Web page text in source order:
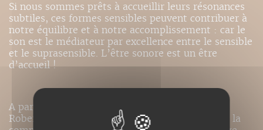
Si nous sommes prêts à accueillir leurs résonances
subtiles, ces formes sensibles peuvent contribuer à
notre équilibre et à notre accomplissement : car le
son est le médiateur par excellence entre le sensible
et le suprasensible. L’être sonore est un être
d’accueil !
A partir de sa longue expérience en acoustique,
Robert Miquel ouvre ici une voie originale pour la